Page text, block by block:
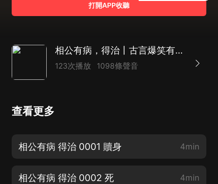
打開APP收聽
相公有病，得治丨古言爆笑有聲丨杜驍×期期 領銜
123次播放 1098條聲音
查看更多
相公有病 得治 0001 贖身 4min
相公有病 得治 0002 死 4min